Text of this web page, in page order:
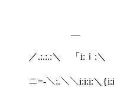
__
rへ __
／.:.:.:＼ 「i:ｉ:
ニ=-＼:.＼＼i:i:i:＼